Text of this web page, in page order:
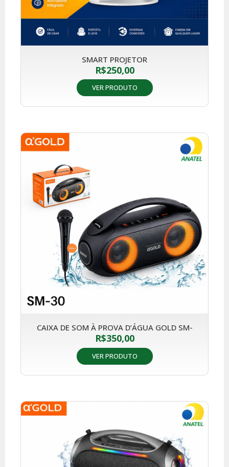
SMART PROJETOR
R$250,00
VER PRODUTO
CAIXA DE SOM À PROVA D’ÁGUA GOLD SM-
R$350,00
VER PRODUTO